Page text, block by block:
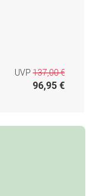
UVP 137,00 €
96,95 €